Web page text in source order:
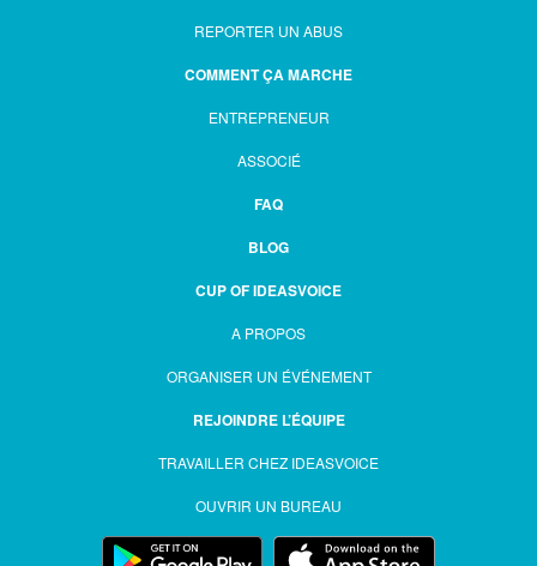
REPORTER UN ABUS
COMMENT ÇA MARCHE
ENTREPRENEUR
ASSOCIÉ
FAQ
BLOG
CUP OF IDEASVOICE
A PROPOS
ORGANISER UN ÉVÉNEMENT
REJOINDRE L’ÉQUIPE
TRAVAILLER CHEZ IDEASVOICE
OUVRIR UN BUREAU